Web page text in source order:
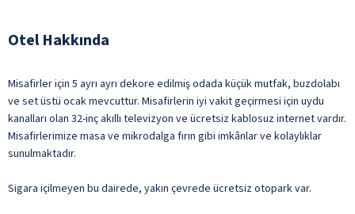
Otel Hakkında
Misafirler için 5 ayrı ayrı dekore edilmiş odada küçük mutfak, buzdolabı
ve set üstü ocak mevcuttur. Misafirlerin iyi vakit geçirmesi için uydu
kanalları olan 32-inç akıllı televizyon ve ücretsiz kablosuz internet vardır.
Misafirlerimize masa ve mikrodalga fırın gibi imkânlar ve kolaylıklar
sunulmaktadır.
Sigara içilmeyen bu dairede, yakın çevrede ücretsiz otopark var.